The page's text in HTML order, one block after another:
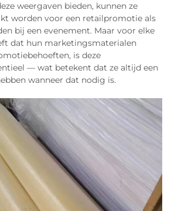
weergaven bieden, kunnen ze
worden voor een retailpromotie als
bij een evenement. Maar voor elke
dat hun marketingsmaterialen
is deze
— wat betekent dat ze altijd een
wanneer dat nodig is.